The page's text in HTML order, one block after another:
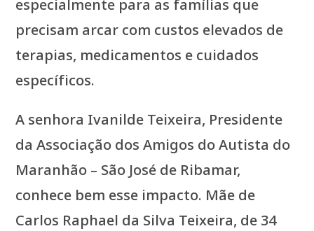
especialmente para as famílias que
precisam arcar com custos elevados de
terapias, medicamentos e cuidados
específicos.
A senhora Ivanilde Teixeira, Presidente
da Associação dos Amigos do Autista do
Maranhão – São José de Ribamar,
conhece bem esse impacto. Mãe de
Carlos Raphael da Silva Teixeira, de 34